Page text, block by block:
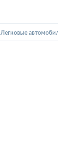
Легковые автомобили